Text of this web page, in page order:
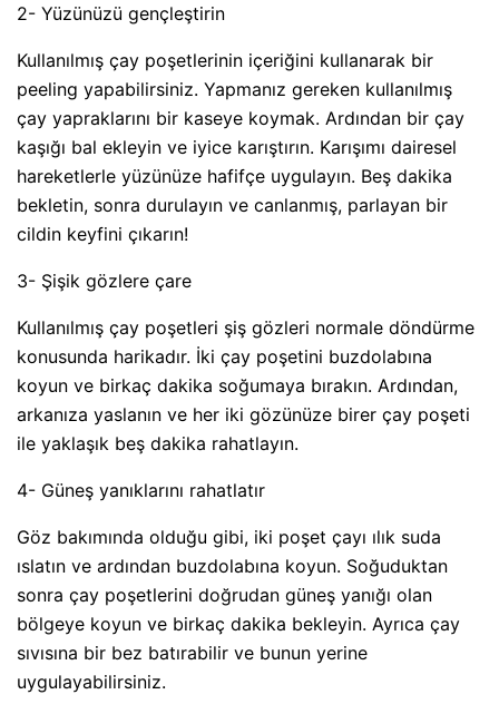
2- Yüzünüzü gençleştirin
Kullanılmış çay poşetlerinin içeriğini kullanarak bir
peeling yapabilirsiniz. Yapmanız gereken kullanılmış
çay yapraklarını bir kaseye koymak. Ardından bir çay
kaşığı bal ekleyin ve iyice karıştırın. Karışımı dairesel
hareketlerle yüzünüze hafifçe uygulayın. Beş dakika
bekletin, sonra durulayın ve canlanmış, parlayan bir
cildin keyfini çıkarın!
3- Şişik gözlere çare
Kullanılmış çay poşetleri şiş gözleri normale döndürme
konusunda harikadır. İki çay poşetini buzdolabına
koyun ve birkaç dakika soğumaya bırakın. Ardından,
arkanıza yaslanın ve her iki gözünüze birer çay poşeti
ile yaklaşık beş dakika rahatlayın.
4- Güneş yanıklarını rahatlatır
Göz bakımında olduğu gibi, iki poşet çayı ılık suda
ıslatın ve ardından buzdolabına koyun. Soğuduktan
sonra çay poşetlerini doğrudan güneş yanığı olan
bölgeye koyun ve birkaç dakika bekleyin. Ayrıca çay
sıvısına bir bez batırabilir ve bunun yerine
uygulayabilirsiniz.